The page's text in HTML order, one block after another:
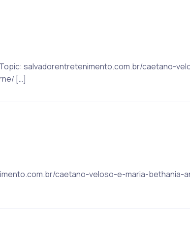
salvadorentretenimento.com.br/caetano-
[…]
caetano-veloso-e-maria-bethania-